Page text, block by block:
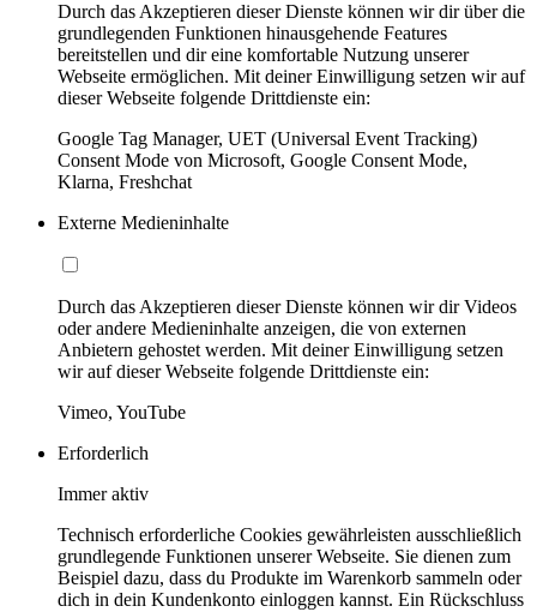
Durch das Akzeptieren dieser Dienste können wir dir über die
grundlegenden Funktionen hinausgehende Features
bereitstellen und dir eine komfortable Nutzung unserer
Webseite ermöglichen. Mit deiner Einwilligung setzen wir auf
dieser Webseite folgende Drittdienste ein:
Google Tag Manager, UET (Universal Event Tracking)
Consent Mode von Microsoft, Google Consent Mode,
Klarna, Freshchat
Externe Medieninhalte
Durch das Akzeptieren dieser Dienste können wir dir Videos
oder andere Medieninhalte anzeigen, die von externen
Anbietern gehostet werden. Mit deiner Einwilligung setzen
wir auf dieser Webseite folgende Drittdienste ein:
Vimeo, YouTube
Erforderlich
Immer aktiv
Technisch erforderliche Cookies gewährleisten ausschließlich
grundlegende Funktionen unserer Webseite. Sie dienen zum
Beispiel dazu, dass du Produkte im Warenkorb sammeln oder
dich in dein Kundenkonto einloggen kannst. Ein Rückschluss